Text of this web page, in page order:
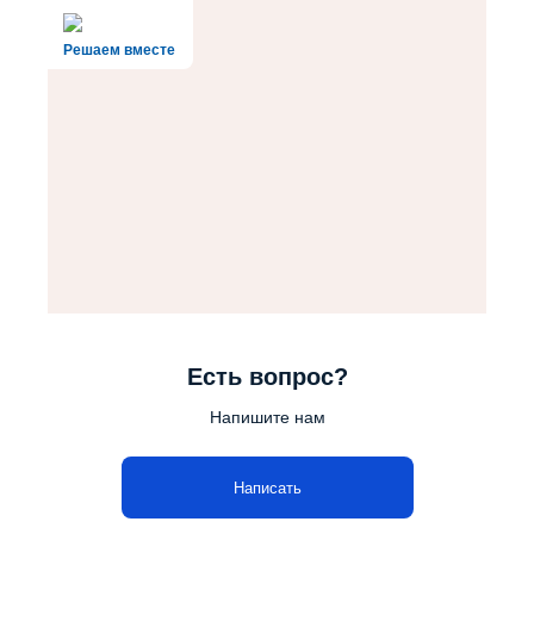
Решаем вместе
Есть вопрос?
Напишите нам
Написать